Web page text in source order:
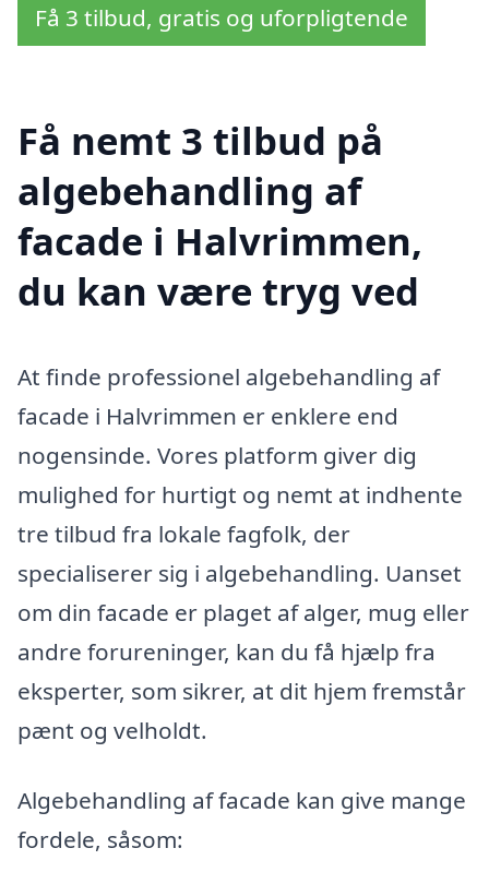
Få 3 tilbud, gratis og uforpligtende
Få nemt 3 tilbud på
algebehandling af
facade i Halvrimmen,
du kan være tryg ved
At finde professionel algebehandling af
facade i Halvrimmen er enklere end
nogensinde. Vores platform giver dig
mulighed for hurtigt og nemt at indhente
tre tilbud fra lokale fagfolk, der
specialiserer sig i algebehandling. Uanset
om din facade er plaget af alger, mug eller
andre forureninger, kan du få hjælp fra
eksperter, som sikrer, at dit hjem fremstår
pænt og velholdt.
Algebehandling af facade kan give mange
fordele, såsom: